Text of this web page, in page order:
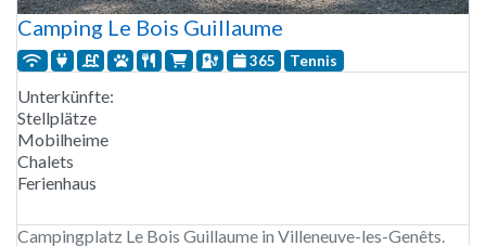
Camping Le Bois Guillaume
365 Tennis
Unterkünfte:
Stellplätze
Mobilheime
Chalets
Ferienhaus
Campingplatz Le Bois Guillaume in Villeneuve-les-Genêts.